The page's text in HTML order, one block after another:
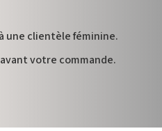
une clientèle féminine.
votre commande.